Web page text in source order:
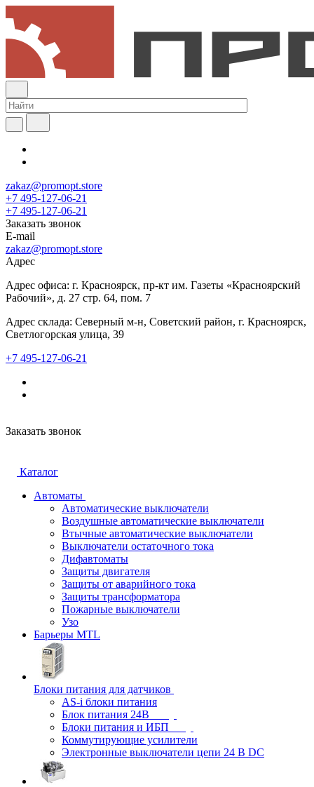
zakaz@promopt.store
+7 495-127-06-21
+7 495-127-06-21
Заказать звонок
E-mail
zakaz@promopt.store
Адрес
Адрес офиса: г. Красноярск, пр-кт им. Газеты «Красноярский
Рабочий», д. 27 стр. 64, пом. 7
Адрес склада: Северный м-н, Советский район, г. Красноярск,
Светлогорская улица, 39
+7 495-127-06-21
Заказать звонок
Каталог
Автоматы
Автоматические выключатели
Воздушные автоматические выключатели
Втычные автоматические выключатели
Выключатели остаточного тока
Дифавтоматы
Защиты двигателя
Защиты от аварийного тока
Защиты трансформатора
Пожарные выключатели
Узо
Барьеры MTL
Блоки питания для датчиков
AS-i блоки питания
Блок питания 24В
Блоки питания и ИБП
Коммутирующие усилители
Электронные выключатели цепи 24 В DC